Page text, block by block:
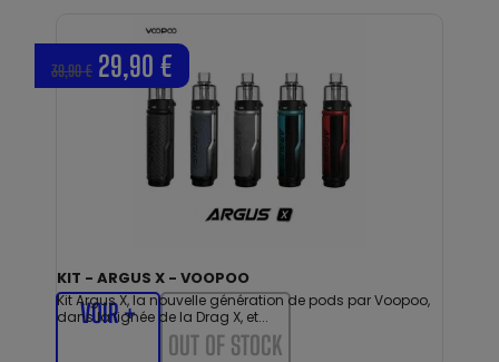
KIT - ARGUS X - VOOPOO
Kit Argus X, la nouvelle génération de pods par Voopoo,
dans la lignée de la Drag X, et...
39,90 € 29,90 €
VOIR +
OUT OF STOCK